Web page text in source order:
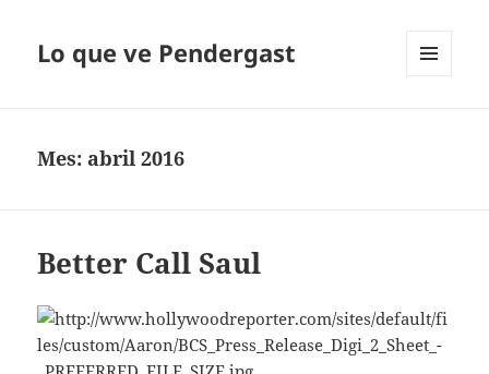
Lo que ve Pendergast
Mes: abril 2016
Better Call Saul